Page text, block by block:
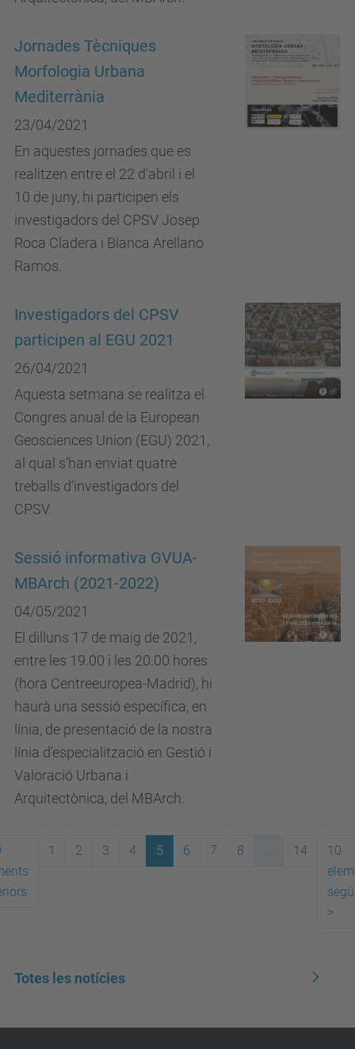
Jornades Tècniques
Morfologia Urbana
Mediterrània
23/04/2021
En aquestes jornades que es
realitzen entre el 22 d'abril i el
10 de juny, hi participen els
investigadors del CPSV Josep
Roca Cladera i Blanca Arellano
Ramos.
Investigadors del CPSV
participen al EGU 2021
26/04/2021
Aquesta setmana se realitza el
Congres anual de la European
Geosciences Union (EGU) 2021,
al qual s’han enviat quatre
treballs d’investigadors del
CPSV.
Sessió informativa GVUA-
MBArch (2021-2022)
04/05/2021
El dilluns 17 de maig de 2021,
entre les 19.00 i les 20.00 hores
(hora Centreeuropea-Madrid), hi
haurà una sessió específica, en
línia, de presentació de la nostra
línia d’especialització en Gestió i
Valoració Urbana i
Arquitectònica, del MBArch.
1 2 3 4 5 6 7 8 ... 14
10
>
Totes les notícies